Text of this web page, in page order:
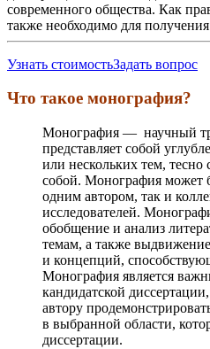
современного общества. Как
также необходимо для
Узнать стоимостьЗадать вопрос
Что такое монография?
Монография — научный
представляет собой
или нескольких тем,
собой. Монография может
одним автором, так и
исследователей.
обобщение и анализ
темам, а также
и концепций,
Монография является
кандидатской
автору
в выбранной области,
диссертации.